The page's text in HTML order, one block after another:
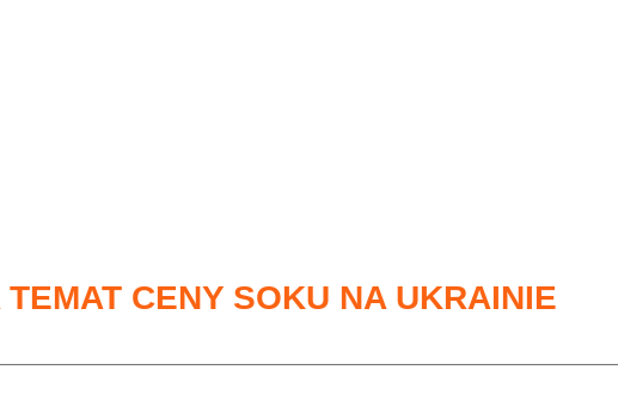
CENY SOKU NA UKRAINIE